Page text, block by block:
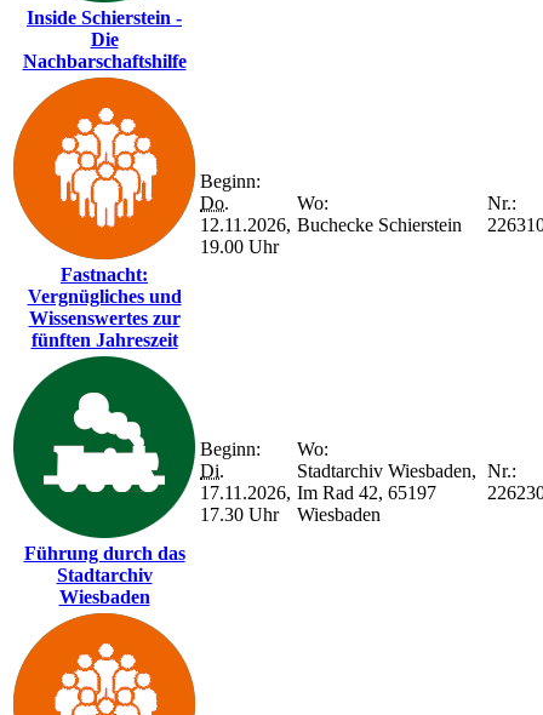
Inside Schierstein -
Die
Nachbarschaftshilfe
Fastnacht:
Vergnügliches und
Wissenswertes zur
fünften Jahreszeit
Beginn:
Do.
12.11.2026,
19.00 Uhr
Wo:
Buchecke Schierstein
Nr.:
Führung durch das
Stadtarchiv
Wiesbaden
Beginn:
Di.
17.11.2026,
17.30 Uhr
Wo:
Stadtarchiv Wiesbaden,
Im Rad 42, 65197
Wiesbaden
Nr.: